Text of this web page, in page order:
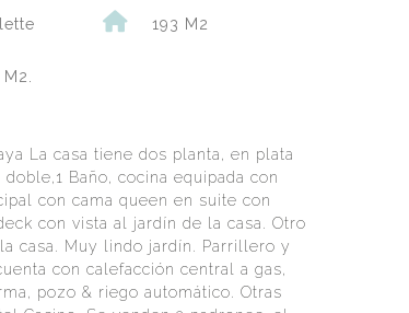
193 M2
La casa tiene dos planta, en plata
Baño, cocina equipada con
con cama queen en suite con
con vista al jardín de la casa. Otro
casa. Muy lindo jardín. Parrillero y
con calefacción central a gas,
pozo & riego automático. Otras